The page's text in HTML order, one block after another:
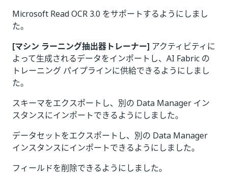
Microsoft Read OCR 3.0 をサポートするようにしまし
た。
[マシン ラーニング抽出器トレーナー] アクティビティに
よって生成されるデータをインポートし、AI Fabric の
トレーニング パイプラインに供給できるようにしまし
た。
スキーマをエクスポートし、別の Data Manager イン
スタンスにインポートできるようにしました。
データセットをエクスポートし、別の Data Manager
インスタンスにインポートできるようにしました。
フィールドを削除できるようにしました。